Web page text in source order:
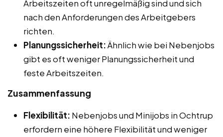
Arbeitszeiten oft unregelmäßig sind und sich
nach den Anforderungen des Arbeitgebers
richten.
Planungssicherheit:Ähnlich wie bei Nebenjobs
gibt es oft weniger Planungssicherheit und
feste Arbeitszeiten.
Zusammenfassung
Flexibilität: Nebenjobs und Minijobs in Ochtrup
erfordern eine höhere Flexibilität und weniger